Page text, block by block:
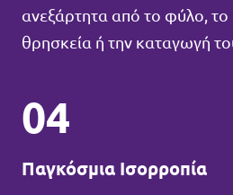
ανεξάρτητα από το φύλο, το
θρησκεία ή την καταγωγή
04
Παγκόσμια Ισορροπία